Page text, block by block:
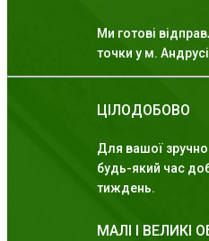
Ми готові
точки у м.
ЦІЛОДОБОВО
Для вашої
будь-який час
тиждень.
МАЛІ І ВЕЛИКІ